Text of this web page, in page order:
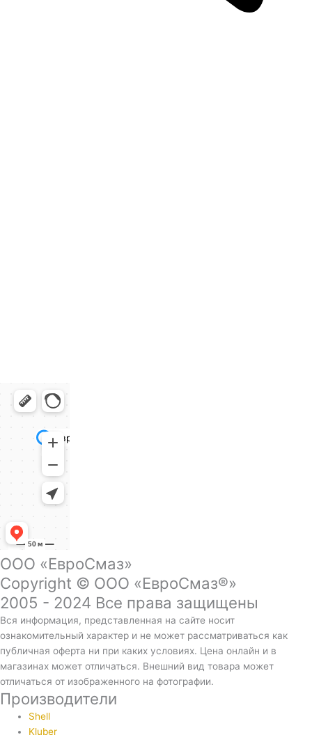
ООО «ЕвроСмаз»
Copyright © ООО «ЕвроСмаз®»
2005 - 2024 Все права защищены
Вся информация, представленная на сайте носит
ознакомительный характер и не может рассматриваться как
публичная оферта ни при каких условиях. Цена онлайн и в
магазинах может отличаться. Внешний вид товара может
отличаться от изображенного на фотографии.
Производители
Shell
Kluber